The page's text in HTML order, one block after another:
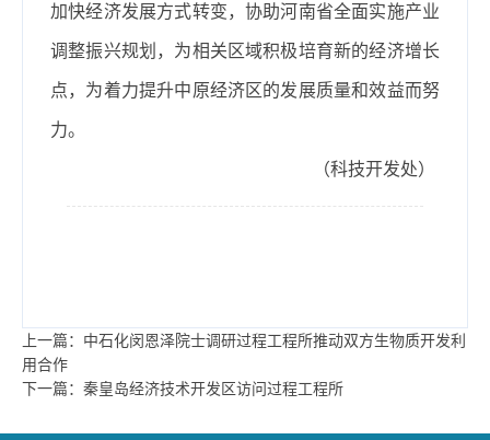
加快经济发展方式转变，协助河南省全面实施产业
调整振兴规划，为相关区域积极培育新的经济增长
点，为着力提升中原经济区的发展质量和效益而努
力。
（科技开发处）
上一篇：中石化闵恩泽院士调研过程工程所推动双方生物质开发利
用合作
下一篇：秦皇岛经济技术开发区访问过程工程所